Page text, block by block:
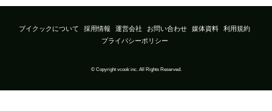
ブイクックについて 採用情報 運営会社 お問い合わせ 媒体資料
利用規約
プライバシーポリシー
© Copyright vcook inc. All Rights Reserved.